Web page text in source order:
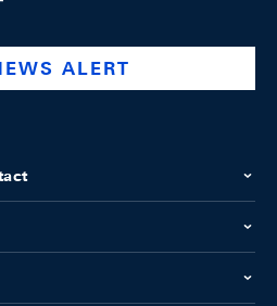
company/swiss-national-
@swissnationalbank
ALERT